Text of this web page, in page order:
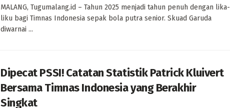
MALANG, Tugumalang.id – Tahun 2025 menjadi tahun penuh dengan lika-
liku bagi Timnas Indonesia sepak bola putra senior. Skuad Garuda
diwarnai ...
Dipecat PSSI! Catatan Statistik Patrick Kluivert
Bersama Timnas Indonesia yang Berakhir
Singkat